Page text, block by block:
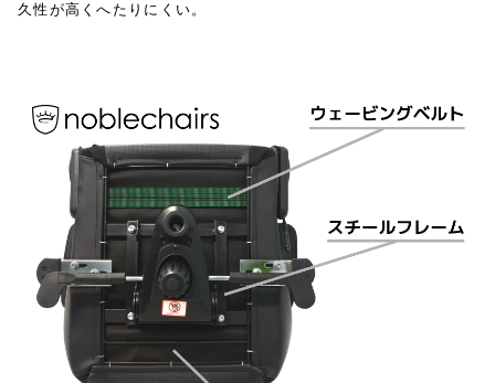
久性が高くへたりにくい。